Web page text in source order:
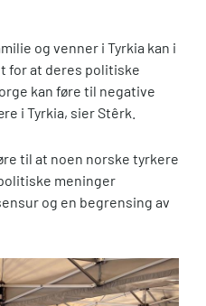
og venner i Tyrkia kan i
for at deres politiske
kan føre til negative
i Tyrkia, sier Stêrk.
til at noen norske tyrkere
meninger
og en begrensing av